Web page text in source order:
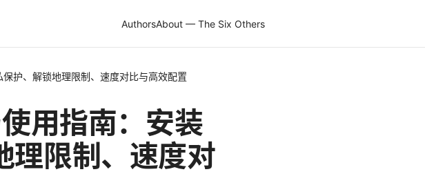
AuthorsAbout — The Six Others
护、解锁地理限制、速度对比与高效配置
用指南：安装
理限制、速度对